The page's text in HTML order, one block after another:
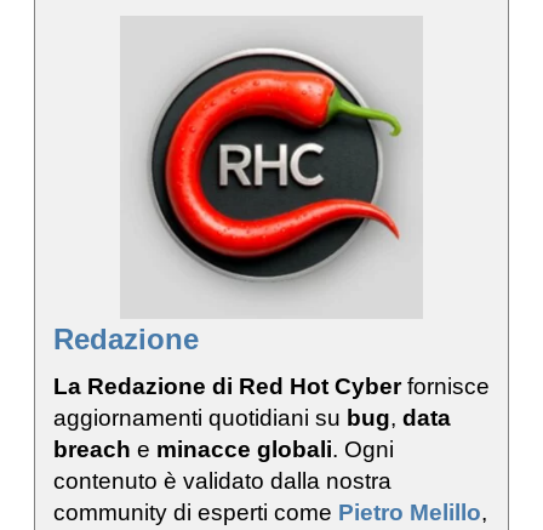
Redazione
La Redazione di Red Hot Cyberfornisce
aggiornamenti quotidiani su bug, data
breach e minacce globali. Ogni
contenuto è validato dalla nostra
community di esperti come Pietro Melillo,